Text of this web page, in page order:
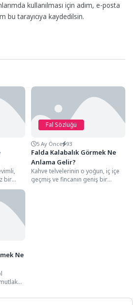
kullanılması için adım, e-posta
bu tarayıcıya kaydedilsin.
bir
Fal Sözlüğü
5 Ay Önce 93
Falda Kalabalık Görmek Ne
Anlama Gelir?
Kahve telvelerinin o yoğun, iç içe
geçmiş ve fincanın geniş bir
Ne